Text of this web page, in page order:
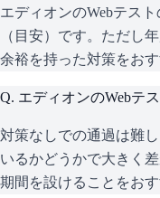
エディオンのWebテス
（目安）です。ただし
余裕を持った対策をおす
Q. エディオンのWebテ
対策なしでの通過は難
いるかどうかで大きく
期間を設けることをおす